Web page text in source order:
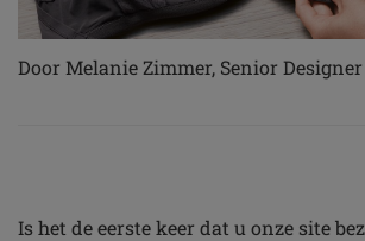
Door Melanie Zimmer, Senior
Is het de eerste keer dat u onze site